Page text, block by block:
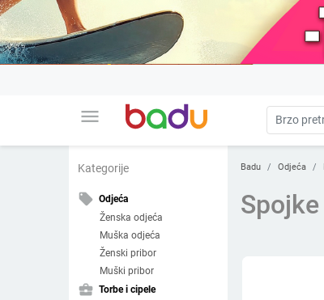
menu
Kategorije
local_offer Odjeća
Ženska odjeća
Muška odjeća
Ženski pribor
Muški pribor
business_center Torbe i cipele
Badu Odjeća